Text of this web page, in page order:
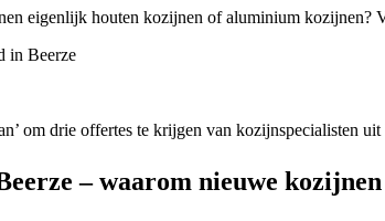
eigenlijk houten kozijnen of aluminium kozijnen?
in Beerze
om drie offertes te krijgen van kozijnspecialisten
– waarom nieuwe kozijnen